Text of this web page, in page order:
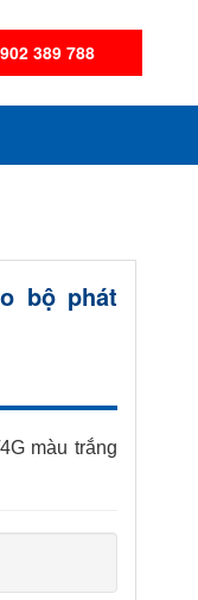
389 788
bộ phát
màu trắng